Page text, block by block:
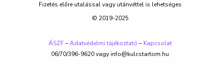
Fizetés előre utalással vagy utánvéttel is lehetséges
© 2019-2025
ÁSZF–Adatvédelmi tájékoztató – Kapcsolat
06/70/396-9620 vagy info@kulcstartom.hu